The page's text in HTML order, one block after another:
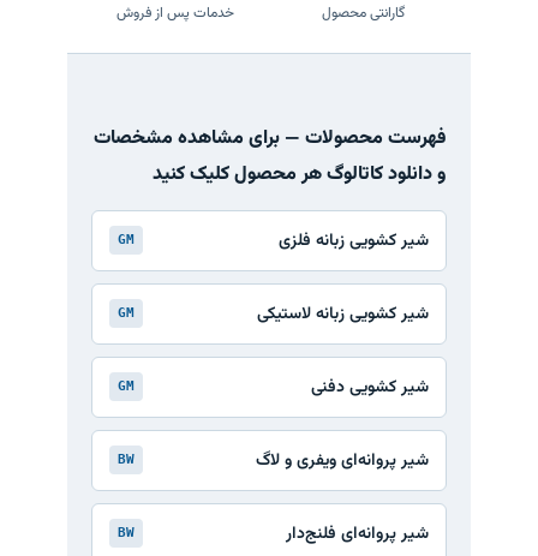
گارانتی محصول خدمات پس از فروش
فهرست محصولات — برای مشاهده مشخصات
و دانلود کاتالوگ هر محصول کلیک کنید
شیر کشویی زبانه فلزی GM
شیر کشویی زبانه لاستیکی GM
شیر کشویی دفنی GM
شیر پروانه‌ای ویفری و لاگ BW
شیر پروانه‌ای فلنج‌دار BW